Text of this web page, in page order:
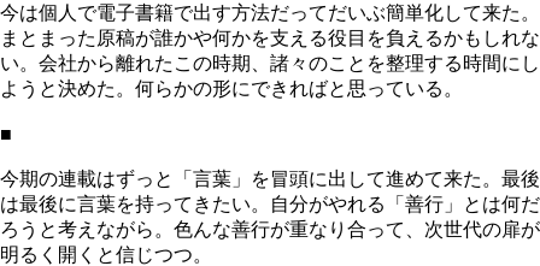
今は個人で電子書籍で出す方法だってだいぶ簡単化して来た。
まとまった原稿が誰かや何かを支える役目を負えるかもしれな
い。会社から離れたこの時期、諸々のことを整理する時間にし
ようと決めた。何らかの形にできればと思っている。
■
今期の連載はずっと「言葉」を冒頭に出して進めて来た。最後
は最後に言葉を持ってきたい。自分がやれる「善行」とは何だ
ろうと考えながら。色んな善行が重なり合って、次世代の扉が
明るく開くと信じつつ。